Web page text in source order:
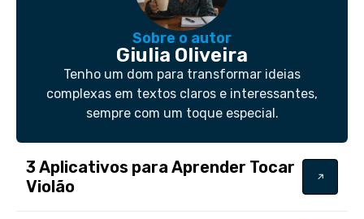
Sobre o autor
Giulia Oliveira
Tenho um dom para transformar ideias
complexas em textos claros e interessantes,
sempre com um toque especial.
3 Aplicativos para Aprender Tocar
Violão